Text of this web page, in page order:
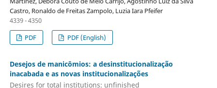
Castro, Ronaldo de Freitas Zampolo, Luzia Iara Pfeifer
4339 - 4350
PDF
PDF (English)
Desejos de manicômios: a desinstitucionalização
inacabada e as novas institucionalizações
Desires for total institutions: unfinished